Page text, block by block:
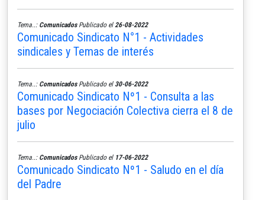
Tema..: ComunicadosPublicado el 26-08-2022
Comunicado Sindicato N°1 - Actividades
sindicales y Temas de interés
Tema..: ComunicadosPublicado el 30-06-2022
Comunicado Sindicato Nº1 - Consulta a las
bases por Negociación Colectiva cierra el 8 de
julio
Tema..: ComunicadosPublicado el 17-06-2022
Comunicado Sindicato Nº1 - Saludo en el día
del Padre